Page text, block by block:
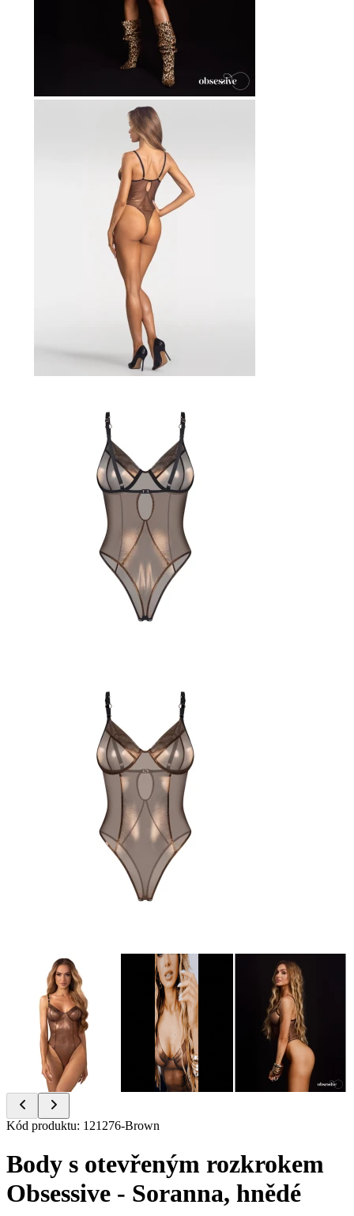
Item
of
Kód produktu: 121276-Brown
Body s otevřeným rozkrokem
Obsessive - Soranna, hnědé